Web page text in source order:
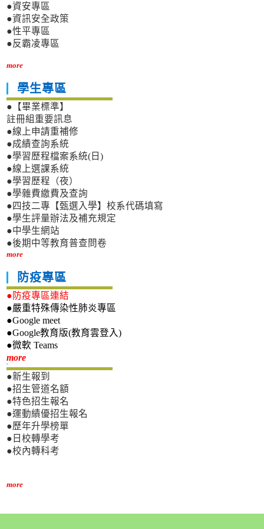
●資安專區
●資訊安全政策
●性平專區
●反霸凌專區
more
學生專區
●【畢業標準】
註冊組重要訊息
●線上申請重補修
●成績查詢系統
●學習歷程檔案系統(日)
●線上選課系統
●學習歷程（夜）
●學雜費繳費及查詢
●四技二專【甄選入學】校系代碼填寫
●學生評量辦法及補充規定
●中學生網站
●後期中等教育普查問卷
more
防疫專區
●防疫專區連結
●嚴重特殊傳染性肺炎專區
●Google meet
●Google教育版(教育雲登入)
●微軟 Teams
more新生專區
●新生報到
●招生管道名額
●特色招生報名
●運動績優招生報名
●歷年升學榜單
●日校轉學考
●校內轉科考
more